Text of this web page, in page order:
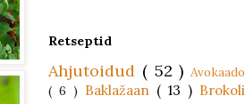
Retseptid
Ahjutoidud ( 52 ) Avokaado
( 6 ) Baklažaan ( 13 ) Brokoli